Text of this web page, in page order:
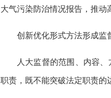
大气污染防治情况报告，推
创新优化形式方法形成监
人大监督的范围、内容
职责，既不能突破法定职责的